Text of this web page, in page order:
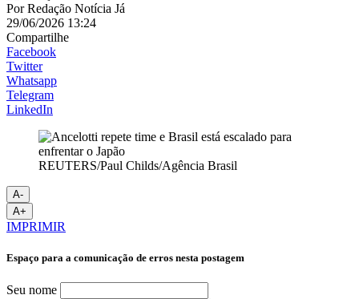
PorRedação Notícia Já
29/06/2026 13:24
Compartilhe
Facebook
Twitter
Whatsapp
Telegram
LinkedIn
REUTERS/Paul Childs/Agência Brasil
A-
A+
IMPRIMIR
Espaço para a comunicação de erros nesta postagem
Seu nome